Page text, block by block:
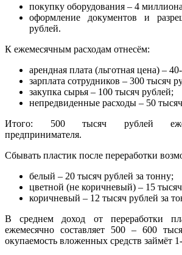
покупку оборудования – 4
оформление документов и
рублей.
К ежемесячным расходам отнесём:
арендная плата (льготная цена) –
зарплата сотрудников – 300 тысяч
закупка сырья – 100 тысяч рублей;
непредвиденные расходы – 50
Итого: 500 тысяч рублей
предпринимателя.
Сбывать пластик после переработки
белый – 20 тысяч рублей за тонну;
цветной (не коричневый) – 15
коричневый – 12 тысяч рублей за
В среднем доход от переработки
ежемесячно составляет 500 – 600
окупаемость вложенных средств займёт